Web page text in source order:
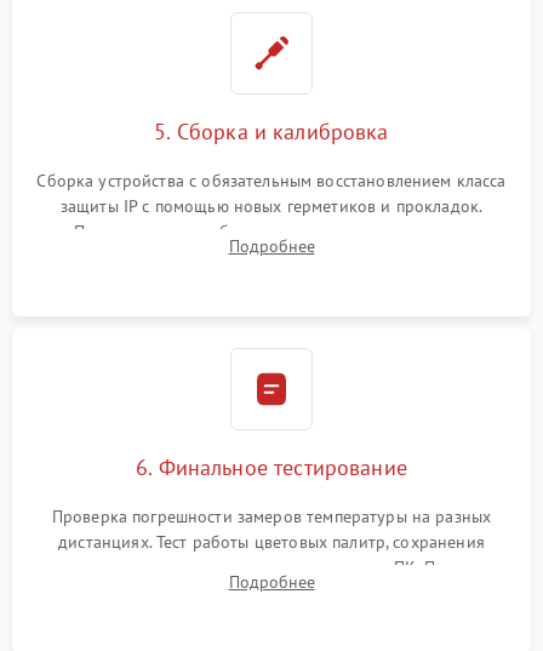
5. Сборка и калибровка
Сборка устройства с обязательным восстановлением класса
защиты IP с помощью новых герметиков и прокладок.
Программная калибровка матрицы по эталонному
абсолютно черному телу для точного измерения температур.
Подробнее
6. Финальное тестирование
Проверка погрешности замеров температуры на разных
дистанциях. Тест работы цветовых палитр, сохранения
термограмм в память и передачи данных на ПК. Проверка
автономности работы и итоговый контроль качества.
Подробнее